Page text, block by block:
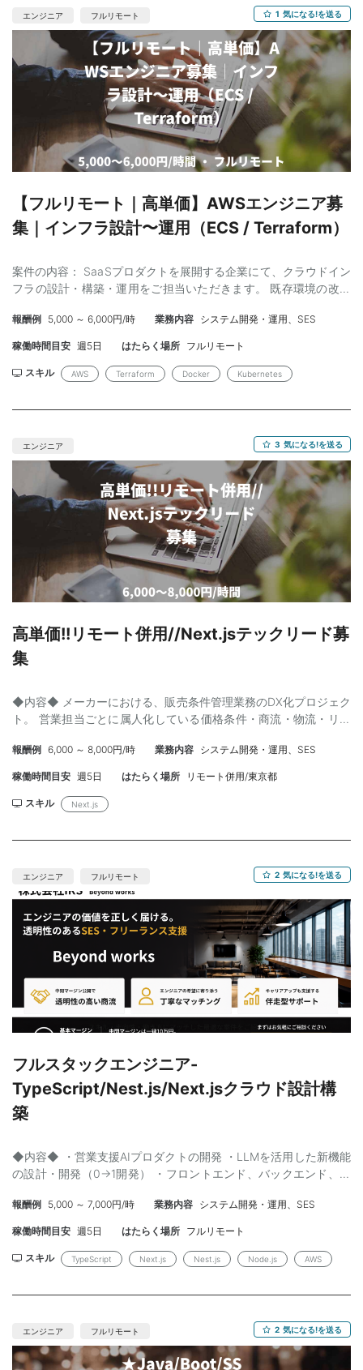
将来的にはバッチプログラムを生成するAIエージェント（Skills）
の開発・改善にも携わることができる案件です。 ◆スキル◆ 【必
須】 ・Airflow（Python）によるDAG設計・開発経験 ・バッチシ
ステムの設計・開発または運用設計経験 ・Pythonを用いた開発経
験 ・AWS Lambda（TypeScript）開発経験 ・PostgreSQL（VIEW
作成）経験 ・Cursor、Claude Code等のAIエディタを活用した開
発経験 【尚可】 ・設計リーダー経験 ・AWS環境での開発経験 ・
データ基盤／ETL・データパイプライン開発経験 ・GitLab等を利
用したコードレビュー経験 ・Playwright等を利用した自動テスト
経験 ・AIエージェント／LLMを活用した開発経験 ・品質管理・製
エンジニア フルリモート 1 気になる!を送る
【フルリモート｜高単価】AWSエンジニア募
集｜インフラ設計〜運用（ECS / Terraform）
案件の内容： SaaSプロダクトを展開する企業にて、クラウドイン
フラの設計・構築・運用をご担当いただきます。 既存環境の改善
から関われるポジションです。 DevOps体制を採用しており、ア
プリケーションエンジニアと連携しながら開発効率・可用性の向
スト最適化など、主体的に提案できる方を歓迎します。 工程； ・
IaC（Terraform）による構成管理 ・監視設計／運用
・クラウド：AWS（ECS / Fargate / EC2 / S3 / RDS / ALB） ・
IaC：Terraform / CloudFormation ・CI/CD：GitHub Actions /
CodePipeline ・監視：CloudWatch / Datadog ・コンテナ：
Docker ・その他：GitHub / Slack / Notion スキルの必須と尚可：
【必須】 ・AWS環境でのインフラ設計・構築経験（3年以上） ・
TerraformまたはCloudFormationの利用経験 ・Dockerを用いたコ
ンテナ運用経験 ・基本的なネットワーク知識（VPC / サブネット /
セキュリティグループ） 【尚可】 ・ECS / Fargate環境の構築・
運用経験 ・CI/CDパイプラインの構築経験 ・Datadogなどの監視
ツール利用経験 ・パフォーマンスチューニング／コスト最適化の
報酬例 5,000 ～ 6,000円/時 業務内容 システム開発・運用、SES
稼働時間目安 週5日 はたらく場所 フルリモート
スキル AWS Terraform Docker Kubernetes
エンジニア 3 気になる!を送る
高単価!!リモート併用//Next.jsテックリード募
集
◆内容◆ メーカーにおける、販売条件管理業務のDX化プロジェク
ト。 営業担当ごとに属人化している価格条件・商流・物流・リベ
トタイプをベースに、営業担当へのデモ・ヒアリングを繰り返し
ながら仕様を確定していくプロトタイプ駆動型開発。 フロントエ
クタリング・業務ロジック実装まで担当いただく想定。 主な業
承認フローUI実装 ・TypeScriptを用いた型安全設計 ・既存プロト
／仕様調整 ・テックリード／UXデザイナーとの連携 ◆スキル◆
【必須】 ・TypeScriptでの設計経験（ジェネリクス含む） ・
Reactでのコンポーネント設計／カスタムHooks設計経験 ・
Next.js（App Router）の実務経験、または高いキャッチアップ能
力 ・BtoB業務システム／管理画面開発経験2年以上 ・複雑なフォ
ームUI／ワークフロー実装経験 ・要件未確定な環境下での自走経
験 ・非エンジニアとの要件整理／折衝経験 【尚可】 ・Highcharts
等のデータ可視化経験 ・Handsontable等のスプレッドシートUI実
装経験 ・WebSocket／Yjs等によるリアルタイム同期実装経験 ・
Canvas API／Tiptap等のリッチUI実装経験 ・SAP連携システム経
ロントエンドテックリード経験
報酬例 6,000 ～ 8,000円/時 業務内容 システム開発・運用、SES
稼働時間目安 週5日 はたらく場所 リモート併用/東京都
スキル Next.js
エンジニア フルリモート 2 気になる!を送る
フルスタックエンジニア-
TypeScript/Nest.js/Next.jsクラウド設計構
築
◆内容◆ ・営業支援AIプロダクトの開発 ・LLMを活用した新機能
の設計・開発（0→1開発） ・フロントエンド、バックエンド、イ
発 ・PostgreSQL／Firebase Data Connectの最適化・パフォーマ
ンス改善 ・Property Graphを活用したデータ構造設計・グラフ解
等）の改善・推進 ・技術選定、アーキテクチャ設計、リファクタ
年以上） ・TypeScriptを用いたフルスタック開発経験 ・React／
バックエンド開発経験 ・AWSまたはGCP環境での開発経験 ・AI搭
載コードエディタ（Claude Code／Codex／GitHub Copilot／
Gemini CLI等）の利用経験 ・設計～実装まで自走できる方 【尚
報酬例 5,000 ～ 7,000円/時 業務内容 システム開発・運用、SES
稼働時間目安 週5日 はたらく場所 フルリモート
スキル TypeScript Next.js Nest.js Node.js AWS
エンジニア フルリモート 2 気になる!を送る